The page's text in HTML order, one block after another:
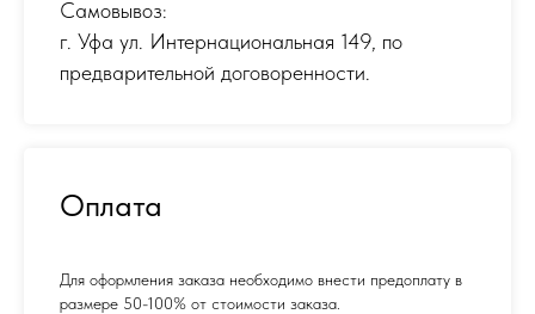
Самовывоз:
г. Уфа ул. Интернациональная 149, по
предварительной договоренности.
Оплата
Для оформления заказа необходимо внести предоплату в
размере 50-100% от стоимости заказа.